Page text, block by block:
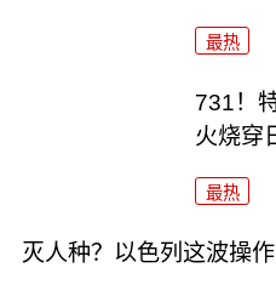
最热
731！
火烧穿
最热
灭人种？以色列这波操